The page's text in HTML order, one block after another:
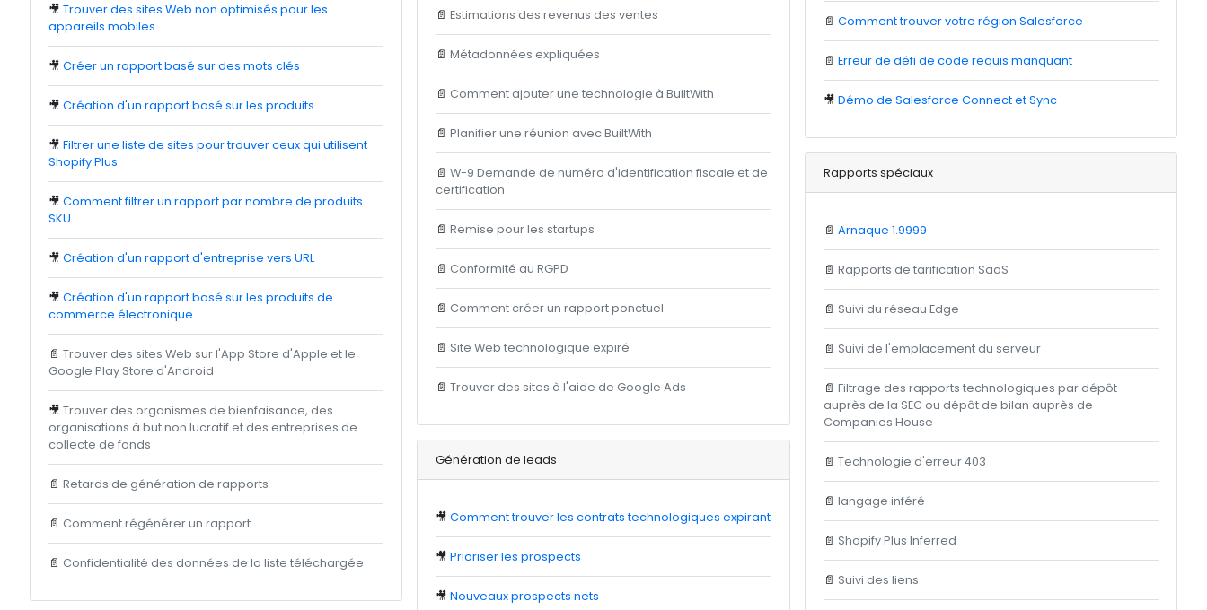
🎥 Trouver des sites Web non optimisés pour les
appareils mobiles
🎥 Créer un rapport basé sur des mots clés
🎥 Création d'un rapport basé sur les produits
🎥 Filtrer une liste de sites pour trouver ceux qui utilisent
Shopify Plus
🎥 Comment filtrer un rapport par nombre de produits
SKU
🎥 Création d'un rapport d'entreprise vers URL
🎥 Création d'un rapport basé sur les produits de
commerce électronique
📄 Trouver des sites Web sur l'App Store d'Apple et le
Google Play Store d'Android
🎥 Trouver des organismes de bienfaisance, des
organisations à but non lucratif et des entreprises de
collecte de fonds
📄 Retards de génération de rapports
📄 Comment régénérer un rapport
📄 Confidentialité des données de la liste téléchargée
📄Estimations des revenus des ventes
📄Métadonnées expliquées
📄 Comment ajouter une technologie à BuiltWith
📄Planifier une réunion avec BuiltWith
📄W-9 Demande de numéro d'identification fiscale et de
certification
📄Remise pour les startups
📄 Conformité au RGPD
📄 Comment créer un rapport ponctuel
📄 Site Web technologique expiré
📄Trouver des sites à l'aide de Google Ads
Génération de leads
🎥Comment trouver les contrats technologiques expirant
🎥Prioriser les prospects
🎥Nouveaux prospects nets
📄 Comment trouver votre région Salesforce
📄 Erreur de défi de code requis manquant
🎥 Démo de Salesforce Connect et Sync
Rapports spéciaux
📄 Arnaque 1.9999
📄 Rapports de tarification SaaS
📄 Suivi du réseau Edge
📄 Suivi de l'emplacement du serveur
📄 Filtrage des rapports technologiques par dépôt
auprès de la SEC ou dépôt de bilan auprès de
Companies House
📄 Technologie d'erreur 403
📄 langage inféré
📄 Shopify Plus Inferred
📄 Suivi des liens